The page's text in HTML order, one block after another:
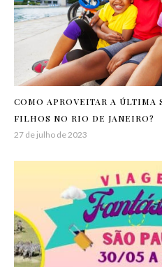
COMO APROVEITAR A ÚLTIMA
FILHOS NO RIO DE JANEIRO?
27 de julho de 2023